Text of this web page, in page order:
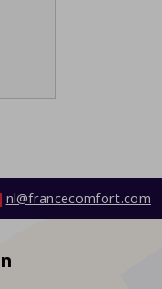
nl@francecomfort.com